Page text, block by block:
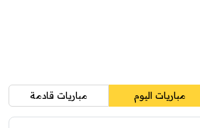
مباريات اليوم مباريات قادمة